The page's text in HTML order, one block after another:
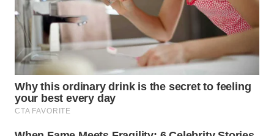
WN
TAPANULI
TENGAH
WN DELI
SERDANG
WN
TEBING